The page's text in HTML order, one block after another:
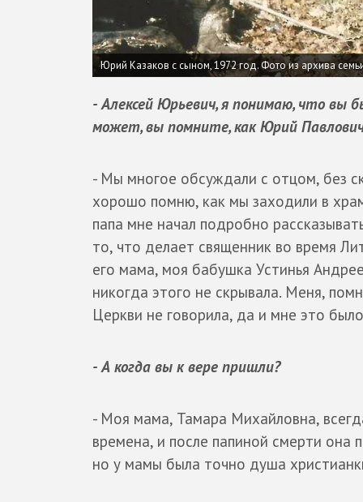
Юрий Казаков с сыном, 1972 год. Фото из архива
- Алексей Юрьевич, я понимаю, что вы
может, вы помните, как Юрий Павлович
- Мы многое обсуждали с отцом, без
хорошо помню, как мы заходили в
папа мне начал подробно
то, что делает священник во время
его мама, моя бабушка Устинья
никогда этого не скрывала. Меня,
Церкви не говорила, да и мне это
- А когда вы к вере пришли?
- Моя мама, Тамара Михайловна,
времена, и после папиной смерти она
но у мамы была точно душа